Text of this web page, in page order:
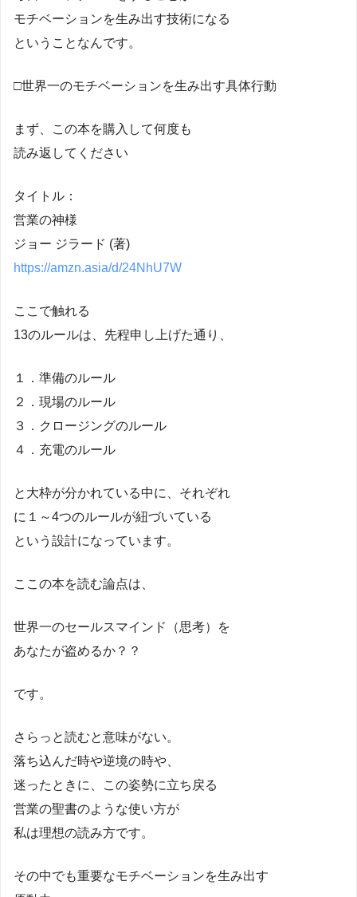
モチベーションを生み出す技術になる
ということなんです。
□世界一のモチベーションを生み出す具体行動
まず、この本を購入して何度も
読み返してください
タイトル：
営業の神様
ジョー ジラード (著)
https://amzn.asia/d/24NhU7W
ここで触れる
13のルールは、先程申し上げた通り、
１．準備のルール
２．現場のルール
３．クロージングのルール
４．充電のルール
と大枠が分かれている中に、それぞれ
に１～4つのルールが紐づいている
という設計になっています。
ここの本を読む論点は、
世界一のセールスマインド（思考）を
あなたが盗めるか？？
です。
さらっと読むと意味がない。
落ち込んだ時や逆境の時や、
迷ったときに、この姿勢に立ち戻る
営業の聖書のような使い方が
私は理想の読み方です。
その中でも重要なモチベーションを生み出す